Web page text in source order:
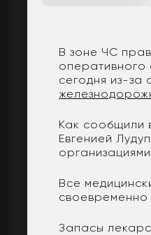
В зоне ЧС
оперативного
сегодня из-за
Как сообщили
Евгенией
Все
своевременно
Запасы